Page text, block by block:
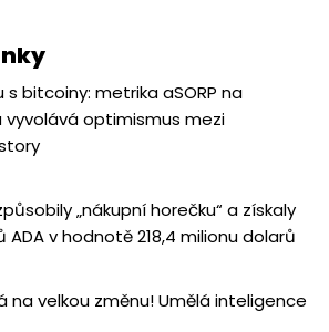
bitcoiny: metrika aSORP na
optimismus mezi
„nákupní horečku“ a získaly
v hodnotě 218,4 milionu dolarů
na velkou změnu! Umělá inteligence